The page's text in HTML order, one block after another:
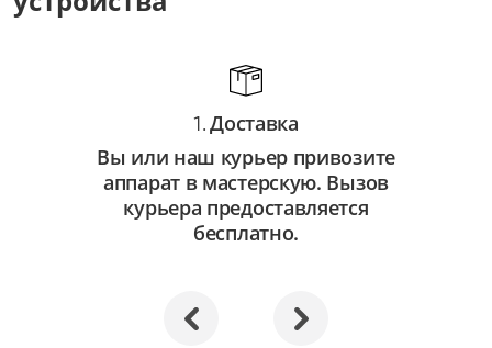
1.Доставка
Вы или наш курьер привозите
аппарат в мастерскую. Вызов
курьера предоставляется
бесплатно.